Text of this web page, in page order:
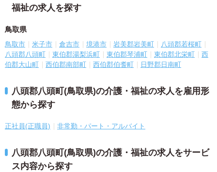
福祉の求人を探す
鳥取県
鳥取市 米子市 倉吉市 境港市 岩美郡岩美町
八頭郡若桜町
八頭郡八頭町
東伯郡湯梨浜町 東伯郡琴浦町 東伯郡北栄町
西
伯郡大山町
西伯郡南部町 西伯郡伯耆町 日野郡日南町
八頭郡八頭町(鳥取県)の介護・福祉の求人を雇用形
態から探す
正社員(正職員) 非常勤・パート・アルバイト
八頭郡八頭町(鳥取県)の介護・福祉の求人をサービ
ス内容から探す